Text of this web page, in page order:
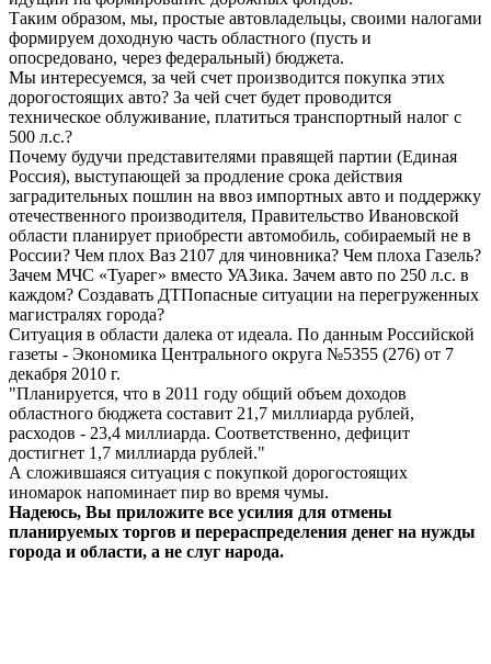
Таким образом, мы, простые автовладельцы, своими налогами
формируем доходную часть областного (пусть и
опосредовано, через федеральный) бюджета.
Мы интересуемся, за чей счет производится покупка этих
дорогостоящих авто? За чей счет будет проводится
техническое облуживание, платиться транспортный налог с
500 л.с.?
Почему будучи представителями правящей партии (Единая
Россия), выступающей за продление срока действия
заградительных пошлин на ввоз импортных авто и поддержку
отечественного производителя, Правительство Ивановской
области планирует приобрести автомобиль, собираемый не в
России? Чем плох Ваз 2107 для чиновника? Чем плоха Газель?
Зачем МЧС «Туарег» вместо УАЗика. Зачем авто по 250 л.с. в
каждом? Создавать ДТПопасные ситуации на перегруженных
магистралях города?
Ситуация в области далека от идеала. По данным Российской
газеты - Экономика Центрального округа №5355 (276) от 7
декабря 2010 г.
"Планируется, что в 2011 году общий объем доходов
областного бюджета составит 21,7 миллиарда рублей,
расходов - 23,4 миллиарда. Соответственно, дефицит
достигнет 1,7 миллиарда рублей."
А сложившаяся ситуация с покупкой дорогостоящих
иномарок напоминает пир во время чумы.
Надеюсь, Вы приложите все усилия для отмены
планируемых торгов и перераспределения денег на нужды
города и области, а не слуг народа.